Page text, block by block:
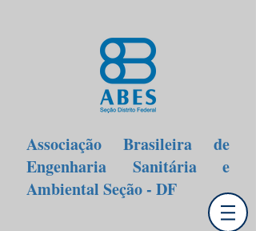
Associação Brasileira de
Engenharia Sanitária e
Ambiental Seção - DF